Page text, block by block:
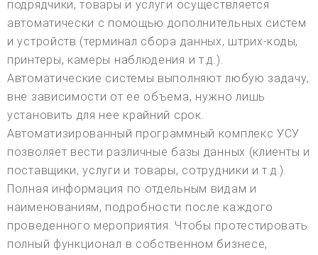
подрядчики, товары и услуги осуществляется
автоматически с помощью дополнительных систем
и устройств (терминал сбора данных, штрих-коды,
принтеры, камеры наблюдения и т.д.).
Автоматические системы выполняют любую задачу,
вне зависимости от ее объема, нужно лишь
установить для нее крайний срок.
Автоматизированный программный комплекс УСУ
позволяет вести различные базы данных (клиенты и
поставщики, услуги и товары, сотрудники и т.д.).
Полная информация по отдельным видам и
наименованиям, подробности после каждого
проведенного мероприятия. Чтобы протестировать
полный функционал в собственном бизнесе,